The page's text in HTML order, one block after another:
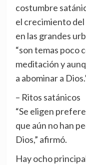
costumbre
el crecimiento del
en las grandes
“son temas poco
meditación y
a abominar a
– Ritos satánicos
“Se eligen
que aún no han
Dios,” afirmó.
Hay ocho